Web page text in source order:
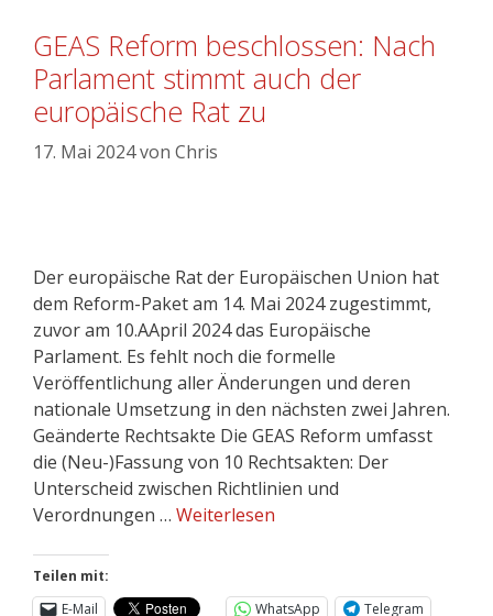
GEAS Reform beschlossen: Nach
Parlament stimmt auch der
europäische Rat zu
17. Mai 2024von Chris
Der europäische Rat der Europäischen Union hat
dem Reform-Paket am 14. Mai 2024 zugestimmt,
zuvor am 10.AApril 2024 das Europäische
Parlament. Es fehlt noch die formelle
Veröffentlichung aller Änderungen und deren
nationale Umsetzung in den nächsten zwei Jahren.
Geänderte Rechtsakte Die GEAS Reform umfasst
die (Neu-)Fassung von 10 Rechtsakten: Der
Unterscheid zwischen Richtlinien und
Verordnungen … Weiterlesen
Teilen mit:
E-Mail
WhatsApp
Telegram